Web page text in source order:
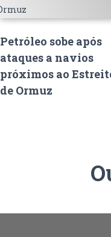
Petróleo sobe após
ataques a navios
próximos ao
de Ormuz